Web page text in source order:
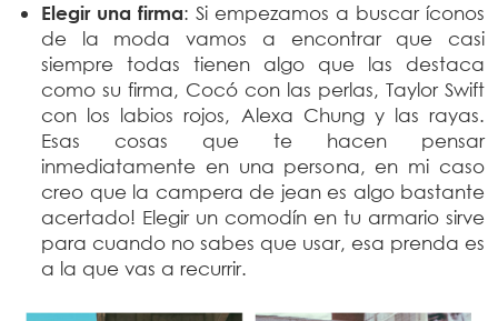
Elegir una firma: Si empezamos a buscar íconos
de la moda vamos a encontrar que casi
siempre todas tienen algo que las destaca
como su firma, Cocó con las perlas, Taylor Swift
con los labios rojos, Alexa Chung y las rayas.
Esas cosas que te hacen pensar
inmediatamente en una persona, en mi caso
creo que la campera de jean es algo bastante
acertado! Elegir un comodín en tu armario sirve
para cuando no sabes que usar, esa prenda es
a la que vas a recurrir.